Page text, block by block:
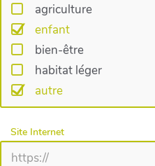
agriculture
enfant
bien-être
habitat léger
autre
Site Internet